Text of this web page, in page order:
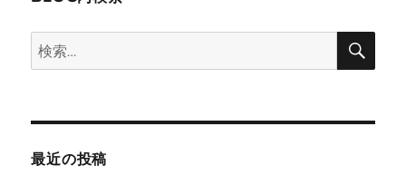
信
ア
思
ー
送
検
索:
検
最近の投稿